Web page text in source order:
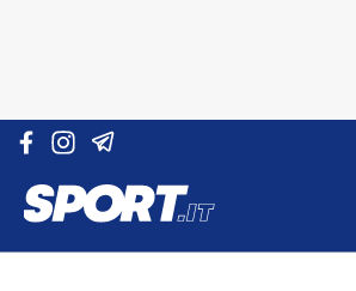
Vai al contenuto